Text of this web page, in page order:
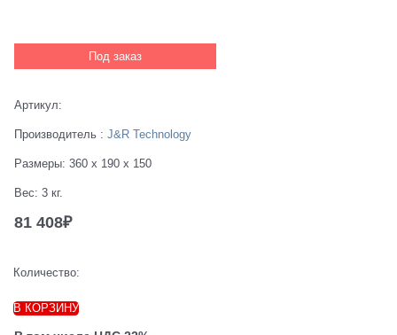
Под заказ
Артикул:
Производитель : J&R Technology
Размеры: 360 x 190 x 150
Вес: 3 кг.
81 408₽
Количество:
В КОРЗИНУ